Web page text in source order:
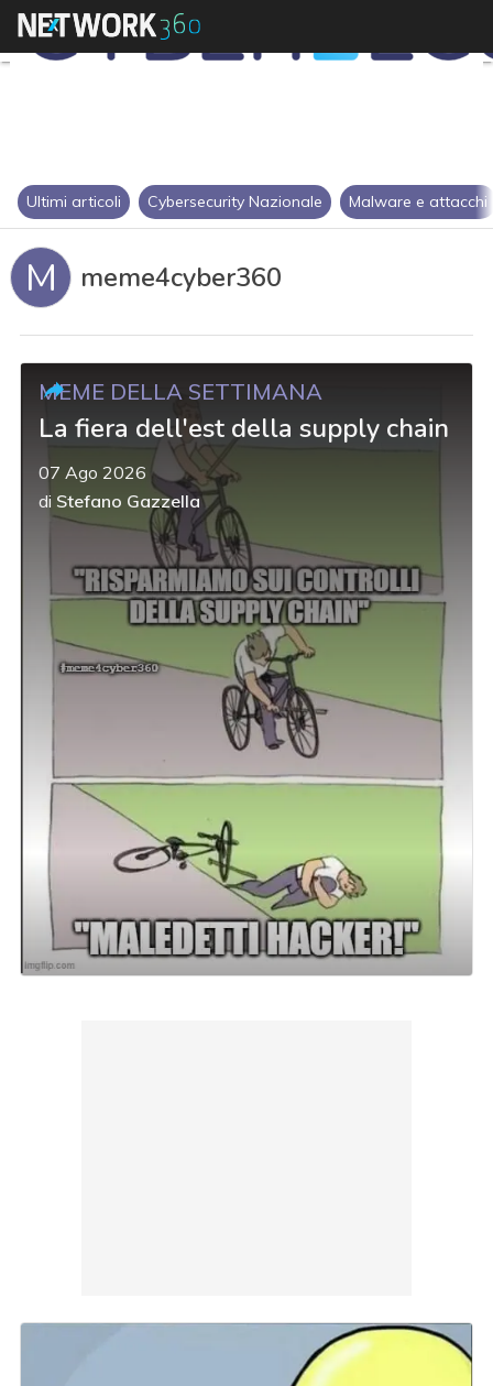
Ultimi articoli Cybersecurity Nazionale Malware e attacchi
M meme4cyber360
MEME DELLA SETTIMANA
La fiera dell'est della supply chain
07 Ago 2026
di Stefano Gazzella